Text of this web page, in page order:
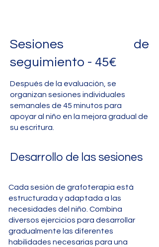
Sesiones de
seguimiento - 45€
Después de la evaluación, se
organizan sesiones individuales
semanales de 45 minutos para
apoyar al niño en la mejora gradual de
su escritura.
Desarrollo de las sesiones
Cada sesión de grafoterapia está
estructurada y adaptada a las
necesidades del niño. Combina
diversos ejercicios para desarrollar
gradualmente las diferentes
habilidades necesarias para una